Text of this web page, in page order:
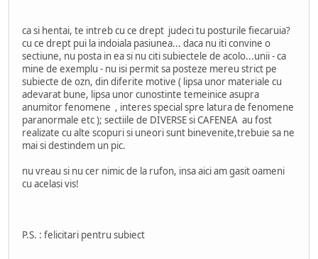
ca si hentai, te intreb cu ce drept judeci tu posturile fiecaruia?
cu ce drept pui la indoiala pasiunea... daca nu iti convine o
sectiune, nu posta in ea si nu citi subiectele de acolo...unii - ca
mine de exemplu - nu isi permit sa posteze mereu strict pe
subiecte de ozn, din diferite motive ( lipsa unor materiale cu
adevarat bune, lipsa unor cunostinte temeinice asupra
anumitor fenomene , interes special spre latura de fenomene
paranormale etc ); sectiile de DIVERSE si CAFENEA au fost
realizate cu alte scopuri si uneori sunt binevenite,trebuie sa ne
mai si destindem un pic.
nu vreau si nu cer nimic de la rufon, insa aici am gasit oameni
cu acelasi vis!
P.S. : felicitari pentru subiect